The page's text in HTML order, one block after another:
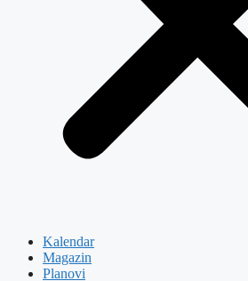
Kalendar
Magazin
Planovi